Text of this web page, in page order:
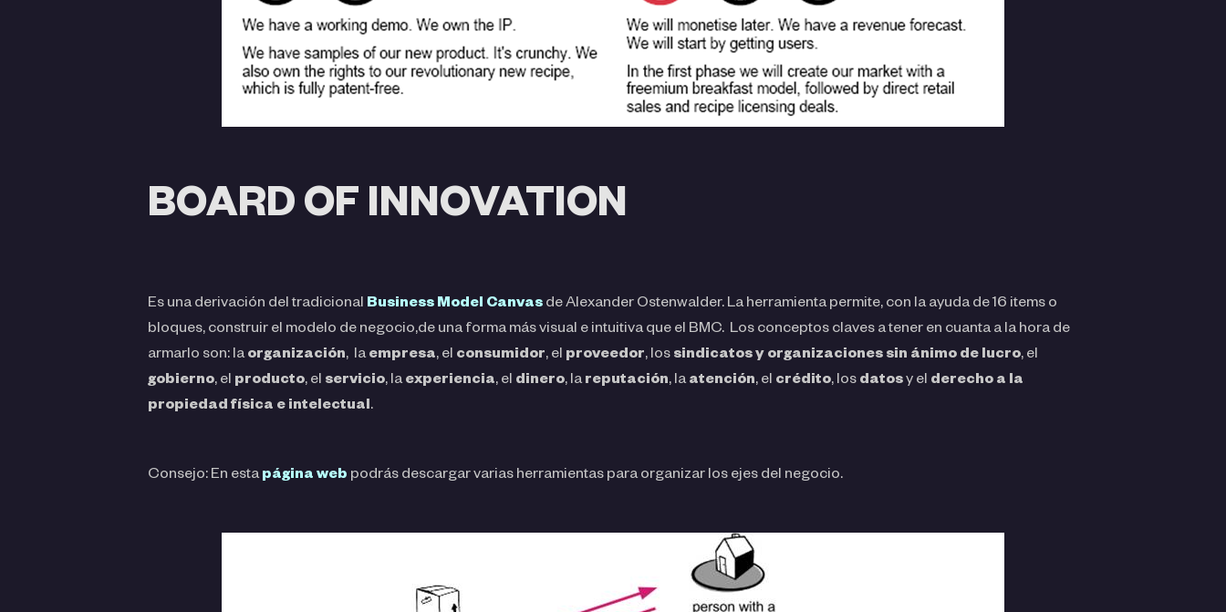
BOARD OF INNOVATION
Es una derivación del tradicional Business Model Canvas de Alexander Ostenwalder. La herramienta permite, con la ayuda de 16 items o
bloques, construir el modelo de negocio,de una forma más visual e intuitiva que el BMC. Los conceptos claves a tener en cuanta a la hora de
armarlo son: laorganización, laempresa, el consumidor, el proveedor, los sindicatos y organizaciones sin ánimo de lucro, el
gobierno, el producto, el servicio, laexperiencia, el dinero, lareputación, laatención, el crédito, los datosy el derecho a la
propiedad física e intelectual.
Consejo: En esta página web podrás descargar varias herramientas para organizar los ejes del negocio.